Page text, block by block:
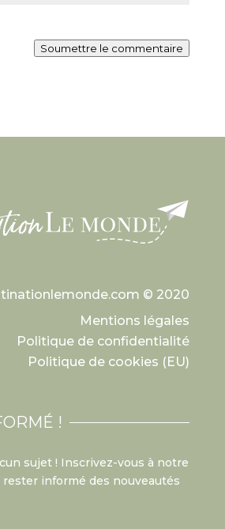
Soumettre le commentaire
© 2020
Mentions légales
Politique de confidentialité
Politique de cookies (EU)
!
sujet ! Inscrivez-vous à notre
informé des nouveautés